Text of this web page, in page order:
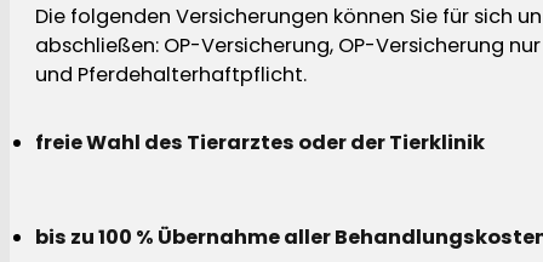
Die folgenden Versicherungen können Sie für sich
abschließen: OP-Versicherung, OP-Versicherung
und Pferdehalterhaftpflicht.
freie Wahl des Tierarztes oder der Tierklinik
bis zu 100 % Übernahme aller